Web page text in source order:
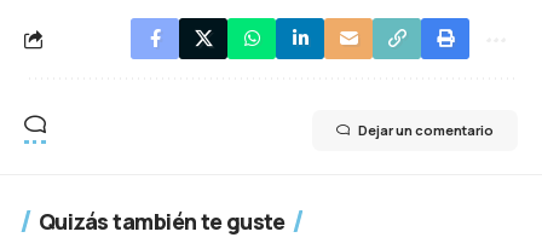
Dejar un comentario
Quizás también te guste